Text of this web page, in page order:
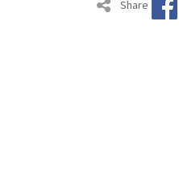
Share